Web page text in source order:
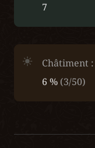
7
Châtiment :
6 % (3/50)